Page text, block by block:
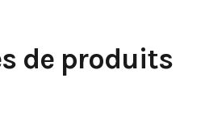
de produits